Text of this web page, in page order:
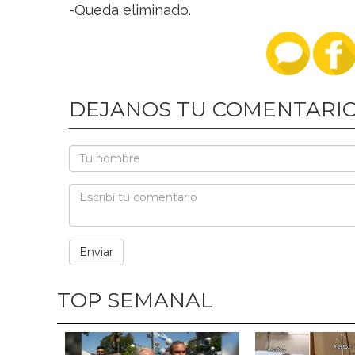
-Queda eliminado.
DEJANOS TU
TOP SEMANAL